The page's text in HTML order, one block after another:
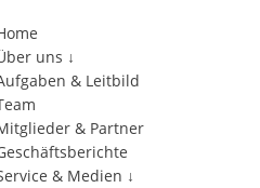
uns ↓
& Leitbild
& Partner
& Medien ↓